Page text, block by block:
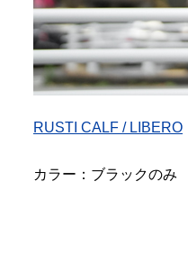
RUSTI CALF / LIBERO
カラー：ブラックのみ